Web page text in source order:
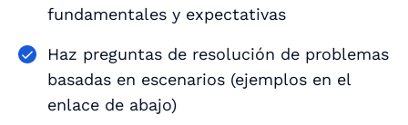
fundamentales y expectativas
Haz preguntas de resolución de problemas
basadas en escenarios (ejemplos en el
enlace de abajo)